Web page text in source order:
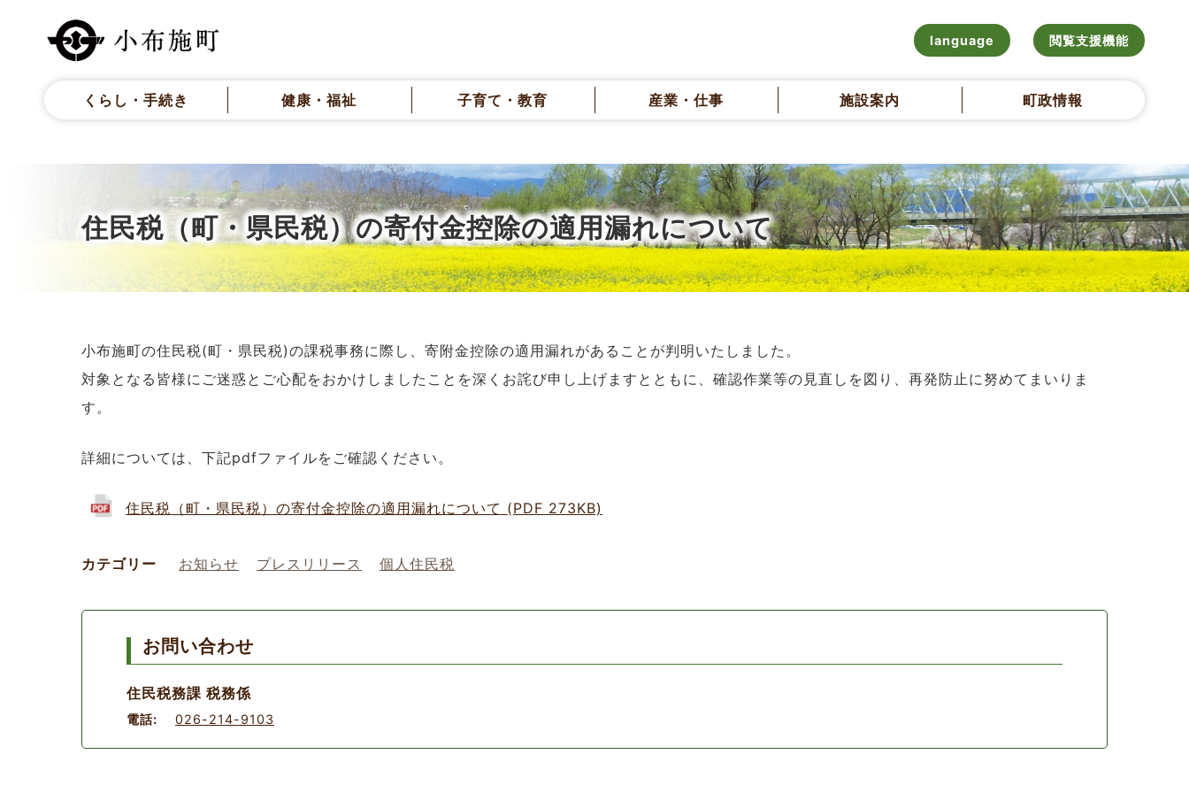
language 閲覧支援機能
くらし・手続き 健康・福祉 子育て・教育 産業・仕事 施設案内 町政情報
住民税（町・県民税）の寄付金控除の適用漏れについて
小布施町の住民税(町・県民税)の課税事務に際し、寄附金控除の適用漏れがあることが判明いたしました。
対象となる皆様にご迷惑とご心配をおかけしましたことを深くお詫び申し上げますとともに、確認作業等の見直しを図り、再発防止に努めてまいりま
す。
詳細については、下記pdfファイルをご確認ください。
住民税（町・県民税）の寄付金控除の適用漏れについて (PDF 273KB)
カテゴリー お知らせ プレスリリース 個人住民税
お問い合わせ
住民税務課 税務係
電話: 026-214-9103